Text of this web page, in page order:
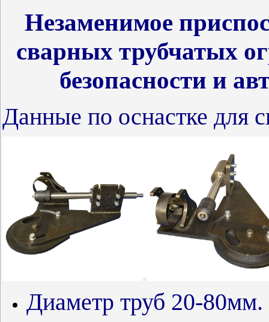
Незаменимое
сварных трубчатых
безопасности и
Данные по оснастке для
Диаметр труб 20-80мм.